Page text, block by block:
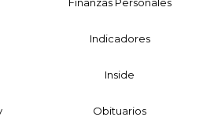
Indicadores
Inside
Obituarios